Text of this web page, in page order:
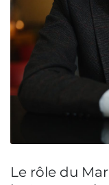
Le rôle du